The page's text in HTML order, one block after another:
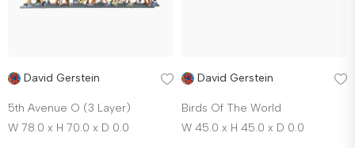
David Gerstein
5th Avenue O (3 Layer)
W 78.0 x H 70.0 x D 0.0
David Gerstein
Birds Of The World
W 45.0 x H 45.0 x D 0.0